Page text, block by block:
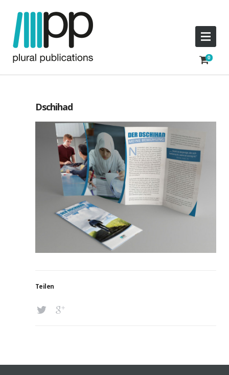
Dschihad
Teilen